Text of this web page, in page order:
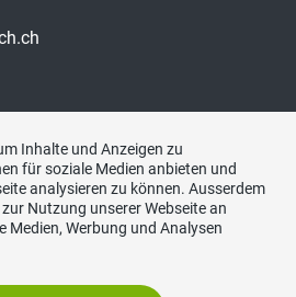
Inhalte und Anzeigen zu
für soziale Medien anbieten und
analysieren zu können. Ausserdem
Nutzung unserer Webseite an
Medien, Werbung und Analysen